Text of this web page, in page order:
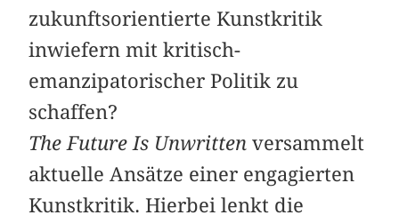
zukunftsorientierte Kunstkritik
inwiefern mit kritisch-
emanzipatorischer Politik zu
schaffen?
The Future Is Unwritten versammelt
aktuelle Ansätze einer engagierten
Kunstkritik. Hierbei lenkt die